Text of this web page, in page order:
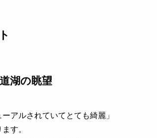
湖の眺望
アルされていてとても綺麗」
す。